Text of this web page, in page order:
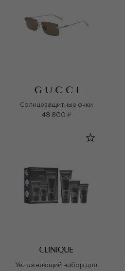
Солнцезащитные очки
48 800 ₽
Увлажняющий набор для